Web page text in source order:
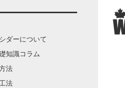
ダーについて
知識コラム
法
法